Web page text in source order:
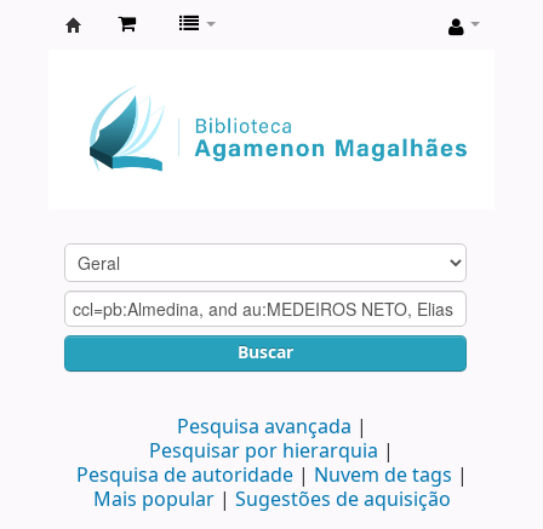
Agamenon
Magalhães
Buscar
Pesquisa avançada
Pesquisar por hierarquia
Pesquisa de autoridade
Nuvem de tags
Mais popular
Sugestões de aquisição